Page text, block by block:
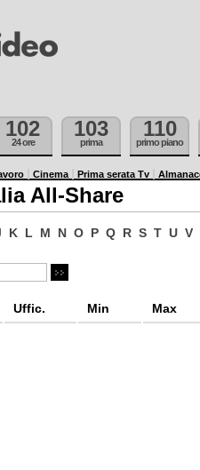
102
24 ore
103
prima
110
primo piano
Cinema Prima serata Tv
All-Share
K L M N O P Q R S T U V
Uffic. Min Max